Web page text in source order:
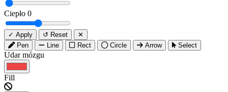
Ciepło 0
✓ Apply ↺ Reset
✕
Pen
Line Rect Circle Arrow Select
Udar mózgu
Fill